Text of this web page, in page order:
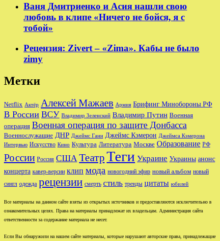
Ваня Дмитриенко и Асия нашли свою
любовь в клипе «Ничего не бойся, я с
тобой»
Рецензия: Zivert – «Zima». Кабы не было
zimy
Метки
Netflix Актёр Алексей Мажаев Армия Брифинг Минобороны РФ
В России ВСУ Владимир Зеленский Владимир Путин Военная
операция Военная операция по защите Донбасса
Военнослужащие ДНР Джеймс Ганн Джеймс Кэмерон Джеймса Кэмерона
Интервью Искусство Кино Культура Литература Москве Образование РФ
России Россия США ТеатрТеги Украине Украины анонс
концерта кавер-версии клип мода новогодний эфир новый альбом новый
сингл одежда рецензии смерть стиль тренды цитаты юбилей
Все материалы на данном сайте взяты из открытых источников и предоставляются исключительно в
ознакомительных целях. Права на материалы принадлежат их владельцам. Администрация сайта
ответственности за содержание материала не несет.
Если Вы обнаружили на нашем сайте материалы, которые нарушают авторские права, принадлежащие